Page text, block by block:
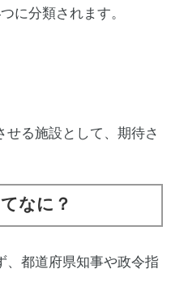
に分類されます。
せる施設として、期待さ
なに？
、都道府県知事や政令指